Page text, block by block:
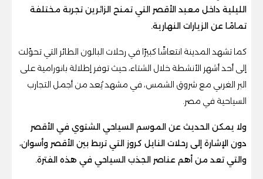
الليلية داخل معبد الأقصر التي تمنح الزائرين تجربة مختلفة
تمامًا عن الزيارات النهارية.
كما تشهد المدينة انتعاشًا كبيرًا في رحلات البالون الطائر التي تحوّلت
إلى أحد أشهر الأنشطة خلال الشتاء، حيث توفر إطلالة بانورامية على
البر الغربي مع شروق الشمس، في مشهد يُعد من أجمل التجارب
السياحية في مصر.
ولا يمكن الحديث عن الموسم السياحي الشتوي في الأقصر
دون الإشارة إلى رحلات النايل كروز التي تربط بين الأقصر وأسوان،
والتي تعد من أهم عناصر الجذب السياحي في هذه الفترة.